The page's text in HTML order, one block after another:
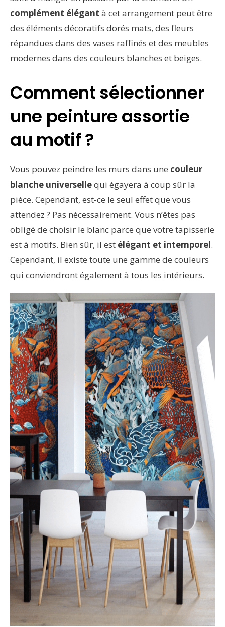
complément élégant à cet arrangement peut être
des éléments décoratifs dorés mats, des fleurs
répandues dans des vases raffinés et des meubles
modernes dans des couleurs blanches et beiges.
Comment sélectionner
une peinture assortie
au motif ?
Vous pouvez peindre les murs dans une couleur
blanche universellequi égayera à coup sûr la
pièce. Cependant, est-ce le seul effet que vous
attendez ? Pas nécessairement. Vous n’êtes pas
obligé de choisir le blanc parce que votre tapisserie
est à motifs. Bien sûr, il est élégant et intemporel.
Cependant, il existe toute une gamme de couleurs
qui conviendront également à tous les intérieurs.